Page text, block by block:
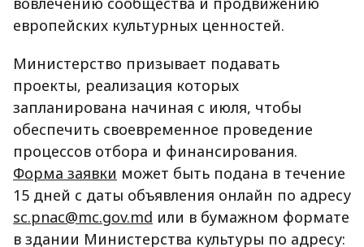
европейских культурных ценностей.
Министерство призывает подавать
проекты, реализация которых
запланирована начиная с июля, чтобы
обеспечить своевременное проведение
процессов отбора и финансирования.
Форма заявки может быть подана в течение
15 дней с даты объявления онлайн по адресу
sc.pnac@mc.gov.md или в бумажном формате
в здании Министерства культуры по адресу: